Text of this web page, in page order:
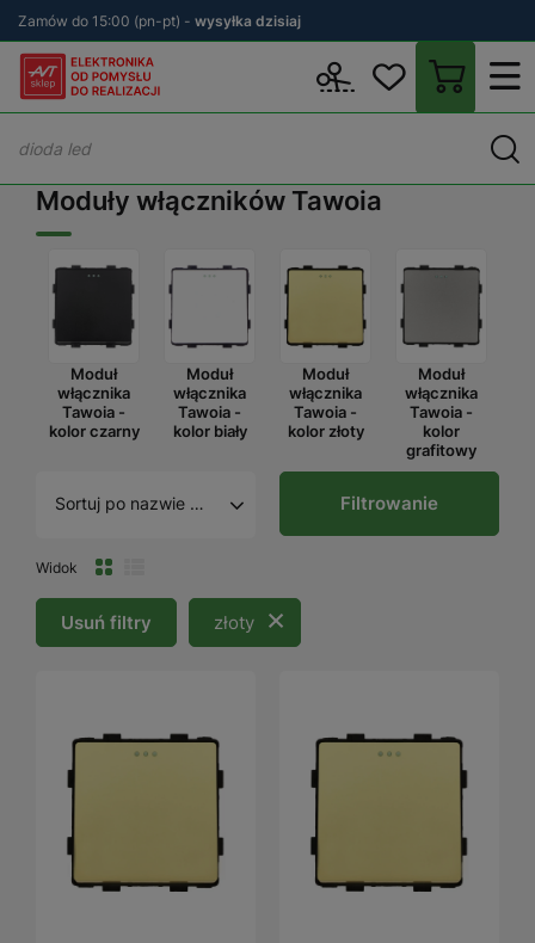
Zamów do 15:00 (pn-pt) - wysyłka dzisiaj
TAWOIA
Moduły włączników Tawoia
Moduł
włącznika
Tawoia -
kolor czarny
Moduł
włącznika
Tawoia -
kolor biały
Moduł
włącznika
Tawoia -
kolor złoty
Moduł
włącznika
Tawoia -
kolor
grafitowy
Sortuj po nazwie A - Z
Widok
Filtrowanie
Usuń filtry złoty